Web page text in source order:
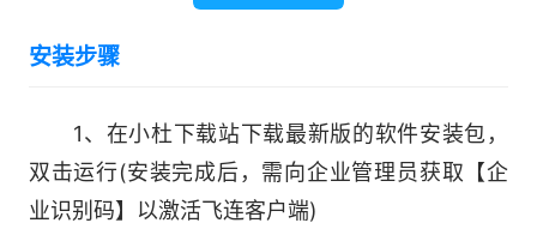
聚合组网、跨域、安全能力
三线合规线路，更低建设成本
安装步骤
1、在小杜下载站下载最新版的软件安装包，
双击运行(安装完成后，需向企业管理员获取【企
业识别码】以激活飞连客户端)